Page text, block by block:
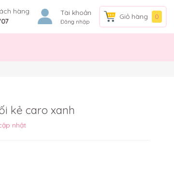
hàng
Tài khoản
Đăng nhập
Giỏ hàng 0
kẻ caro xanh
nhật